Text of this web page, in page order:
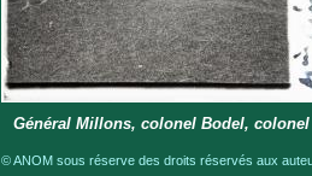
Général Millons, colonel Bodel,
© ANOM sous réserve des droits réservés aux